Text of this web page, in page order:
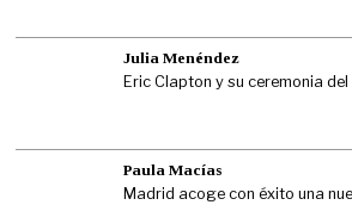
Julia Menéndez
Eric Clapton y su ceremonia
Paula Macías
Madrid acoge con éxito una